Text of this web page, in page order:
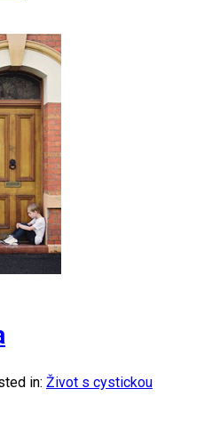
in: Život s cystickou